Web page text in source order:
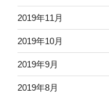
2019年11月
2019年10月
2019年9月
2019年8月